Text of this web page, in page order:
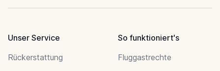
Unser Service
Rückerstattung
So funktioniert's
Fluggastrechte